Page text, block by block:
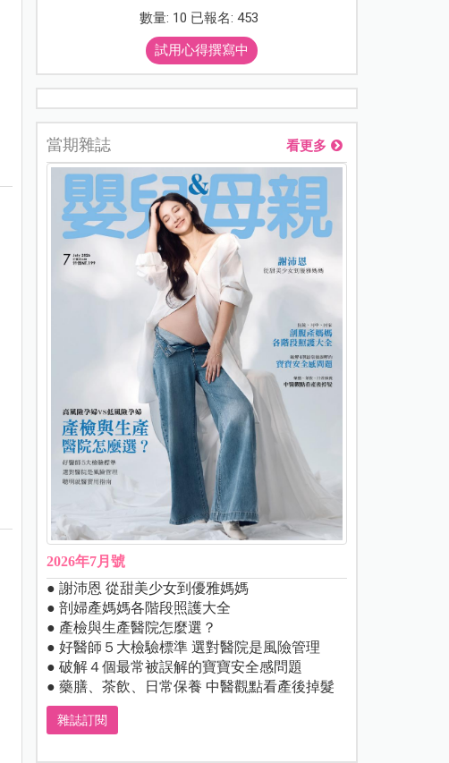
數量: 10 已報名: 453
試用心得撰寫中
當期雜誌 看更多
2026年7月號
● 謝沛恩 從甜美少女到優雅媽媽
● 剖婦產媽媽各階段照護大全
● 產檢與生產醫院怎麼選？
● 好醫師５大檢驗標準 選對醫院是風險管理
● 破解４個最常被誤解的寶寶安全感問題
● 藥膳、茶飲、日常保養 中醫觀點看產後掉髮
雜誌訂閱